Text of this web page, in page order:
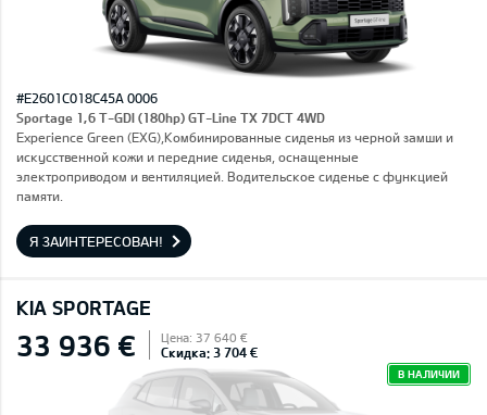
#E2601C018C45A 0006
Sportage 1,6 T-GDI (180hp) GT-Line TX 7DCT 4WD
Experience Green (EXG),Комбинированные сиденья из черной замши и
искусственной кожи и передние сиденья, оснащенные
электроприводом и вентиляцией. Водительское сиденье с функцией
памяти.
Я ЗАИНТЕРЕСОВАН!
KIA SPORTAGE
33 936 € Цена: 37 640 €
Скидка: 3 704 €
В НАЛИЧИИ